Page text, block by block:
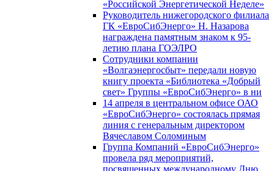
«Российской Энергетической Неделе»
Руководитель нижегородского филиала
ГК «ЕвроСибЭнерго» Н. Назарова
награждена памятным знаком к 95-
летию плана ГОЭЛРО
Сотрудники компании
«Волгаэнергосбыт» передали новую
книгу проекта «Библиотека «Добрый
свет» Группы «ЕвроСибЭнерго» в ни
14 апреля в центральном офисе ОАО
«ЕвроСибЭнерго» состоялась прямая
линия с генеральным директором
Вячеславом Соломиным
Группа Компаний «ЕвроСибЭнерго»
провела ряд мероприятий,